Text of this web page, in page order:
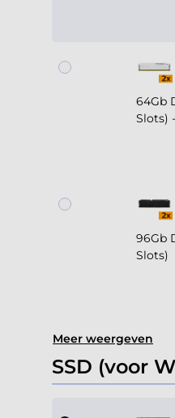
64Gb
Slots)
96Gb
Slots)
Meer weergeven
SSD (voor